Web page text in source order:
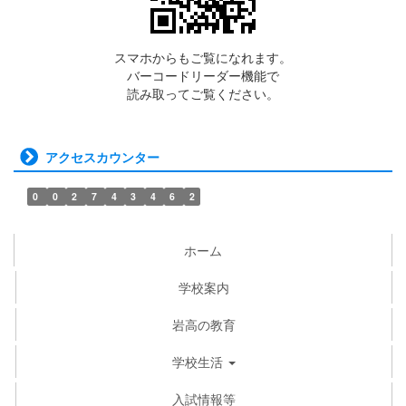
スマホからもご覧になれます。
バーコードリーダー機能で
読み取ってご覧ください。
アクセスカウンター
0 0 2 7 4 3 4 6 2
ホーム
学校案内
岩高の教育
学校生活
入試情報等